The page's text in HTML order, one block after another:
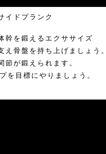
イドプランク
幹を鍛えるエクササイズ
え骨盤を持ち上げましょう。
節が鍛えられます。
を目標にやりましょう。